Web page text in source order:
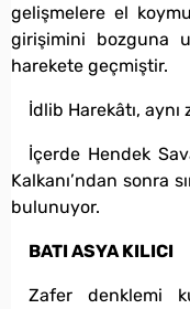
gelişmelere el
girişimini bozguna
harekete geçmiştir.
İdlib Harekâtı, aynı
İçerde Hendek
Kalkanı’ndan sonra
bulunuyor.
BATI ASYA KILICI
Zafer denklemi